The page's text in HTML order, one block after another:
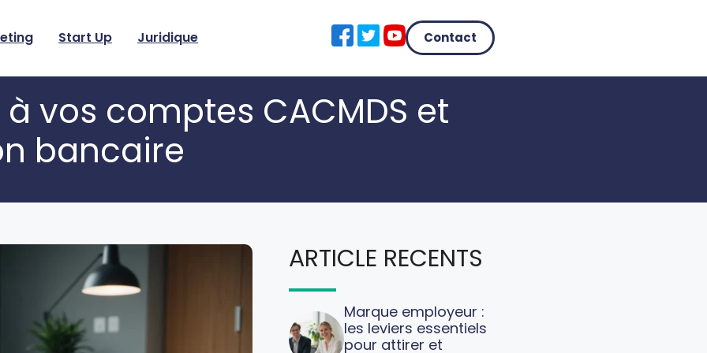
Start Up Juridique Contact
vos comptes CACMDS et
bancaire
ARTICLE RECENTS
Marque employeur :
les leviers essentiels
pour attirer et